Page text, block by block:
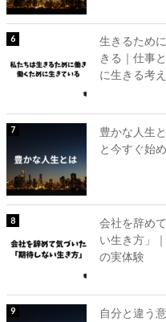
生きるため
きる｜仕事
に生きる考
豊かな人生
と今すぐ始
会社を辞め
い生き方」
の実体験
自分と違う